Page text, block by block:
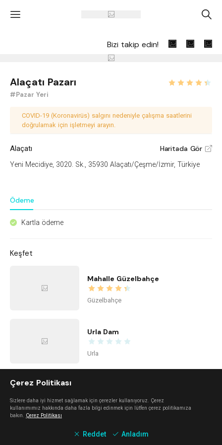
' A
Bizi takip edin!
Alaçatı Pazarı
#Pazar Yeri
COVID-19 (Koronavirüs) salgını nedeniyle çalışma saatlerini
doğrulamak için işletmeyi arayın.
Alaçatı Haritada Gör V
Yeni Mecidiye, 3020. Sk., 35930 Alaçatı/Çeşme/İzmir, Türkiye
Ödeme
^ Kartla ödeme
Keşfet
Mahalle Güzelbahçe
Güzelbahçe
Urla Dam
Urla
Alaçatı
Mali Beach
Çerez Politikası
Sizlere daha iyi hizmet sağlamak için çerezler kullanıyoruz. Çerez
kullanımımız hakkında daha fazla bilgi edinmek için lütfen çerez politikamıza
bakın. Çerez Politikası
Reddet Anladım